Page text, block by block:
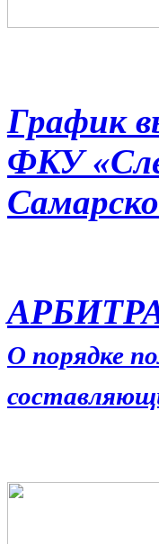
График
ФКУ
О порядке